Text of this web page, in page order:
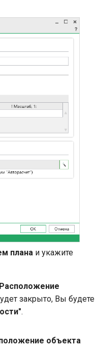
плана и укажите
закрыто, Вы будете
.
объекта